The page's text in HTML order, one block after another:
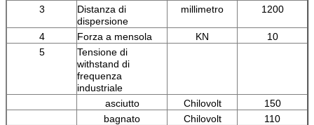
3
Distanza di
dispersione
millimetro 1200
4 Forza a mensola KN
10
5
Tensione di
withstand di
frequenza
industriale
asciutto
Chilovolt
150
bagnato
Chilovolt
110